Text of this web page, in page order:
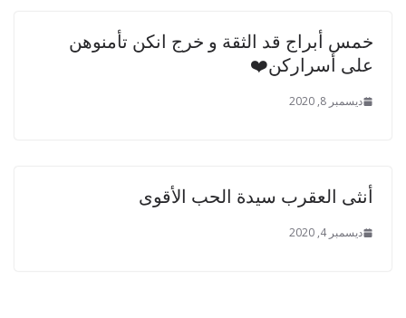
خمس أبراج قد الثقة و خرج انكن تأمنوهن
على أسراركن❤️
ديسمبر 8, 2020
أنثى العقرب سيدة الحب الأقوى
ديسمبر 4, 2020